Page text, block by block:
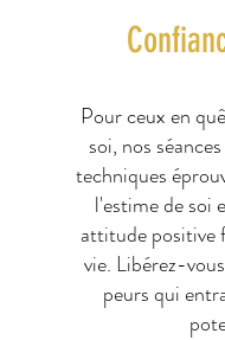
Pour ceux en
soi, nos
techniques
l'estime de soi
attitude positive
vie. Libérez-
peurs qui